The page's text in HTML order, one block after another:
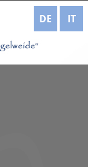
DE IT